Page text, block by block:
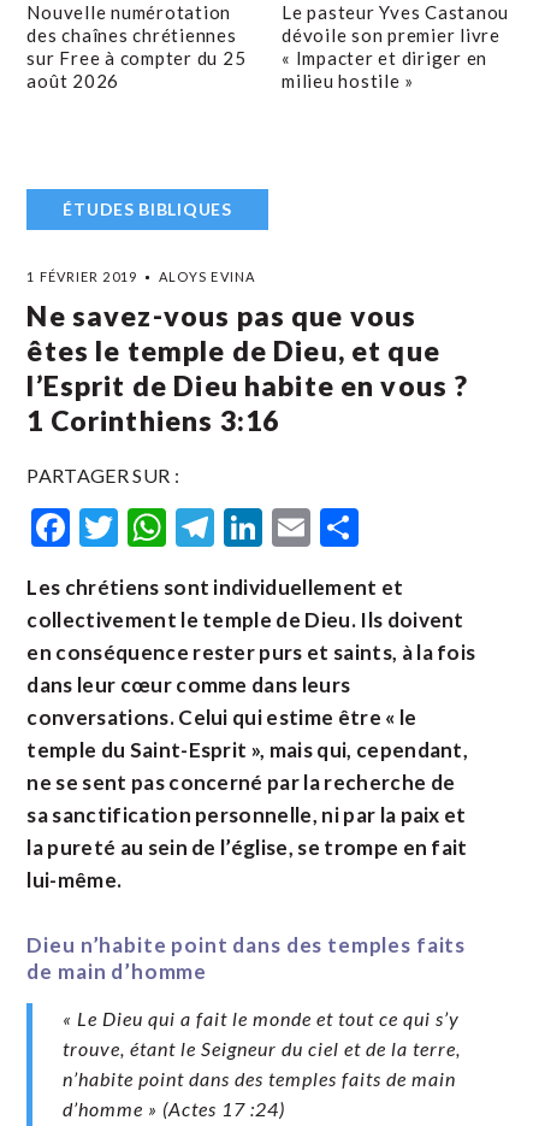
Nouvelle numérotation
des chaînes chrétiennes
sur Free à compter du 25
août 2026
Le pasteur Yves Castanou
dévoile son premier livre
« Impacter et diriger en
milieu hostile »
ÉTUDES BIBLIQUES
1 FÉVRIER 2019 ALOYS EVINA
Ne savez-vous pas que vous
êtes le temple de Dieu, et que
l’Esprit de Dieu habite en vous ?
1 Corinthiens 3:16
PARTAGER SUR :
Facebook
Twitter
WhatsApp
Telegram
LinkedIn
Email
Les chrétiens sont individuellement et
collectivement le temple de Dieu. Ils doivent
en conséquence rester purs et saints, à la fois
dans leur cœur comme dans leurs
conversations. Celui qui estime être « le
temple du Saint-Esprit », mais qui, cependant,
ne se sent pas concerné par la recherche de
sa sanctification personnelle, ni par la paix et
la pureté au sein de l’église, se trompe en fait
lui-même.
Dieu n’habite point dans des temples faits
de main d’homme
« Le Dieu qui a fait le monde et tout ce qui s’y
trouve, étant le Seigneur du ciel et de la terre,
n’habite point dans des temples faits de main
d’homme » (Actes 17 :24)